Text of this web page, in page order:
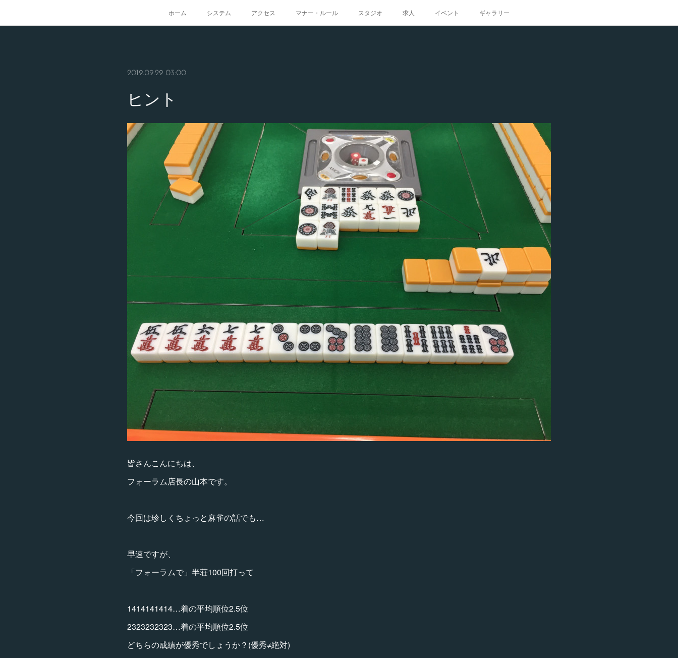
ホーム システム アクセス マナー・ルール スタジオ 求人 イベント ギャラリー
2019.09.29 03:00
ヒント
皆さんこんにちは、
フォーラム店長の山本です。
今回は珍しくちょっと麻雀の話でも…
早速ですが、
「フォーラムで」半荘100回打って
1414141414…着の平均順位2.5位
2323232323…着の平均順位2.5位
どちらの成績が優秀でしょうか？(優秀≠絶対)